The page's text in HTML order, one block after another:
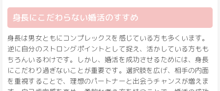
身長にこだわらない婚活のすすめ
身長は男女ともにコンプレックスを感じている方も多くいます。
逆に自分のストロングポイントとして捉え、活かしている方もも
ちろんいるわけです。しかし、婚活を成功させるためには、身長
にこだわり過ぎないことが重要です。選択肢を広げ、相手の内面
を重視することで、理想のパートナーと出会うチャンスが増えま